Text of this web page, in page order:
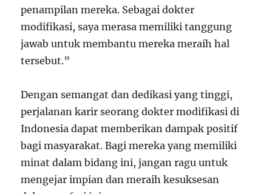
penampilan mereka. Sebagai dokter
modifikasi, saya merasa memiliki tanggung
jawab untuk membantu mereka meraih hal
tersebut.”
Dengan semangat dan dedikasi yang tinggi,
perjalanan karir seorang dokter modifikasi di
Indonesia dapat memberikan dampak positif
bagi masyarakat. Bagi mereka yang memiliki
minat dalam bidang ini, jangan ragu untuk
mengejar impian dan meraih kesuksesan